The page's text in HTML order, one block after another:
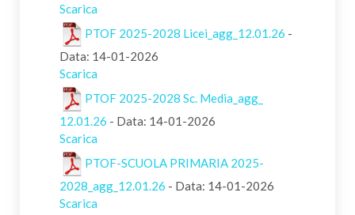
Scarica
PTOF 2025-2028 Licei_agg_12.01.26 -
Data: 14-01-2026
Scarica
PTOF 2025-2028 Sc. Media_agg_
12.01.26 - Data: 14-01-2026
Scarica
PTOF-SCUOLA PRIMARIA 2025-
2028_agg_12.01.26 - Data: 14-01-2026
Scarica